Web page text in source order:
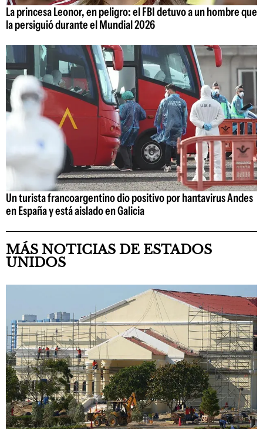
La princesa Leonor, en peligro: el FBI detuvo a un hombre que
la persiguió durante el Mundial 2026
Un turista francoargentino dio positivo por hantavirus Andes
en España y está aislado en Galicia
MÁS NOTICIAS DE ESTADOS
UNIDOS